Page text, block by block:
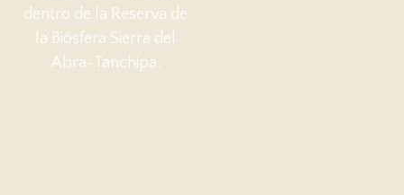
dentro de la Reserva de
la Biósfera Sierra del
Abra-Tanchipa.